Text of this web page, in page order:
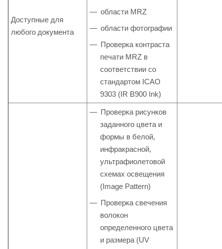
Доступные для
любого документа
области MRZ
области фотографии
Проверка контраста
печати MRZ в
соответствии со
стандартом ICAO
9303 (IR B900 Ink)
Проверка рисунков
заданного цвета и
формы в белой,
инфракрасной,
ультрафиолетовой
схемах освещения
(Image Pattern)
Проверка свечения
волокон
определенного цвета
и размера (UV